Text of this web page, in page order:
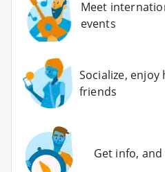
Meet
events
Socialize,
friends
Get info,